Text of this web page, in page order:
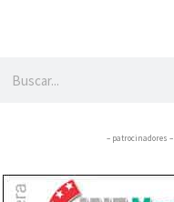
– patrocinadores –